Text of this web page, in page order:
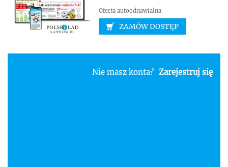
Oferta autoodnawialna
ZAMÓW DOSTĘP
Nie masz konta? Zarejestruj się